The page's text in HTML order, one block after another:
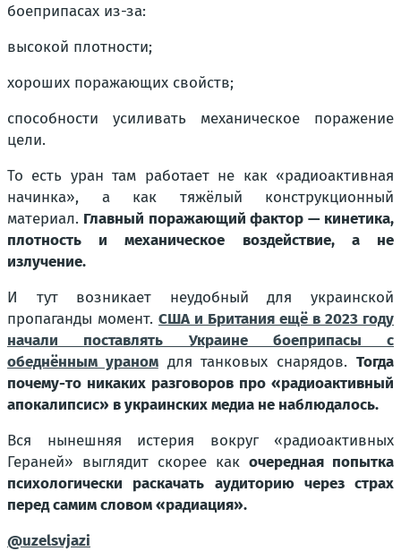
боеприпасах из-за:
высокой плотности;
хороших поражающих свойств;
способности усиливать механическое поражение
цели.
То есть уран там работает не как «радиоактивная
начинка», а как тяжёлый конструкционный
материал. Главный поражающий фактор — кинетика,
плотность и механическое воздействие, а не
излучение.
И тут возникает неудобный для украинской
пропаганды момент. США и Британия ещё в 2023 году
начали поставлять Украине боеприпасы с
обеднённым ураномдля танковых снарядов.Тогда
почему-то никаких разговоров про «радиоактивный
апокалипсис» в украинских медиа не наблюдалось.
Вся нынешняя истерия вокруг «радиоактивных
Гераней» выглядит скорее как очередная попытка
психологически раскачать аудиторию через страх
перед самим словом «радиация».
@uzelsvjazi